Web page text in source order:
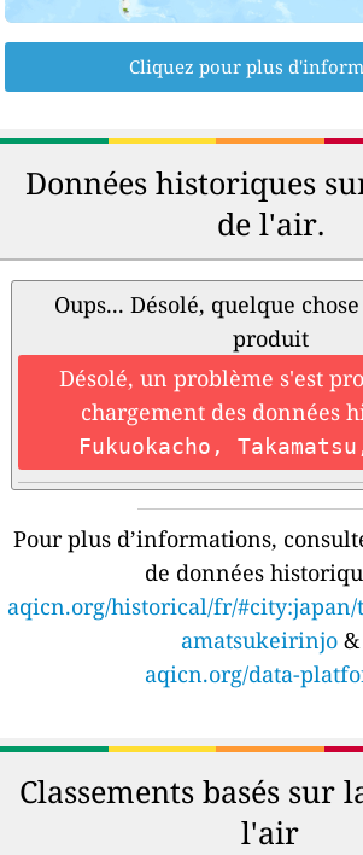
Cliquez pour plus
Données historiques
de l'air.
Oups... Désolé, quelque
produit
Désolé, un problème s'est
chargement des données
Fukuokacho,
Pour plus d’informations,
de données
aqicn.org/historical/fr/
amatsukeirinjo &
aqicn.org/data-
Classements basés sur
l'air